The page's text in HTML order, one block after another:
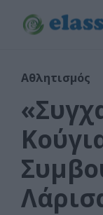
Αθλητισμός